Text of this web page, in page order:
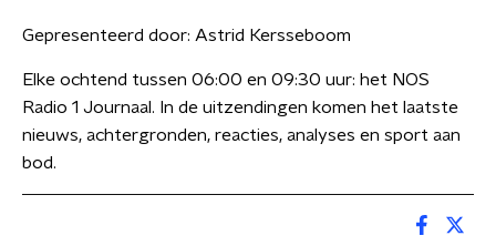
Gepresenteerd door: Astrid Kersseboom
Elke ochtend tussen 06:00 en 09:30 uur: het NOS
Radio 1 Journaal. In de uitzendingen komen het laatste
nieuws, achtergronden, reacties, analyses en sport aan
bod.